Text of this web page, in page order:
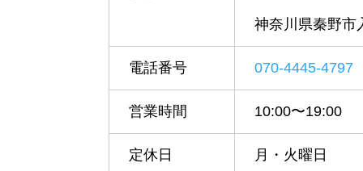
神奈川県秦野市
電話番号 070-4445-4797
営業時間 10:00〜19:00
定休日 月・火曜日